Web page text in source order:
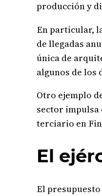
producción y
En particular,
de llegadas
única de
algunos de los
Otro ejemplo
sector
terciario en
El
El